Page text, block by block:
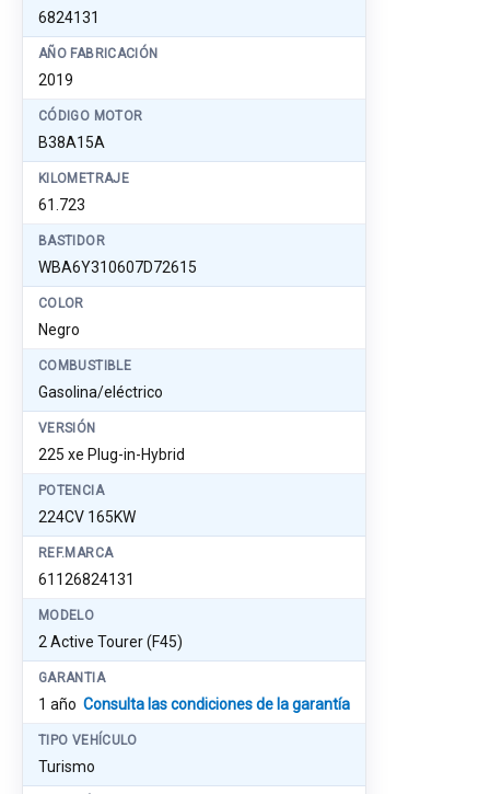
6824131
AÑO FABRICACIÓN
2019
CÓDIGO MOTOR
B38A15A
KILOMETRAJE
61.723
BASTIDOR
WBA6Y310607D72615
COLOR
Negro
COMBUSTIBLE
Gasolina/eléctrico
VERSIÓN
225 xe Plug-in-Hybrid
POTENCIA
224CV 165KW
REF.MARCA
61126824131
MODELO
2 Active Tourer (F45)
GARANTIA
1 año Consulta las condiciones de la garantía
TIPO VEHÍCULO
Turismo